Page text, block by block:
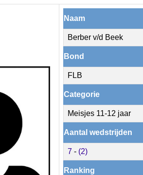
Naam
Berber v/d Beek
Bond
FLB
Categorie
Meisjes 11-12 jaar
Aantal wedstrijden
7 - (2)
Ranking